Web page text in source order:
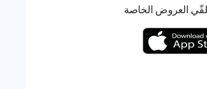
العروض الخاصة